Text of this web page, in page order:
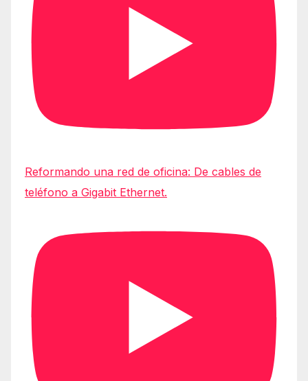
Reformando una red de oficina: De cables de
teléfono a Gigabit Ethernet.